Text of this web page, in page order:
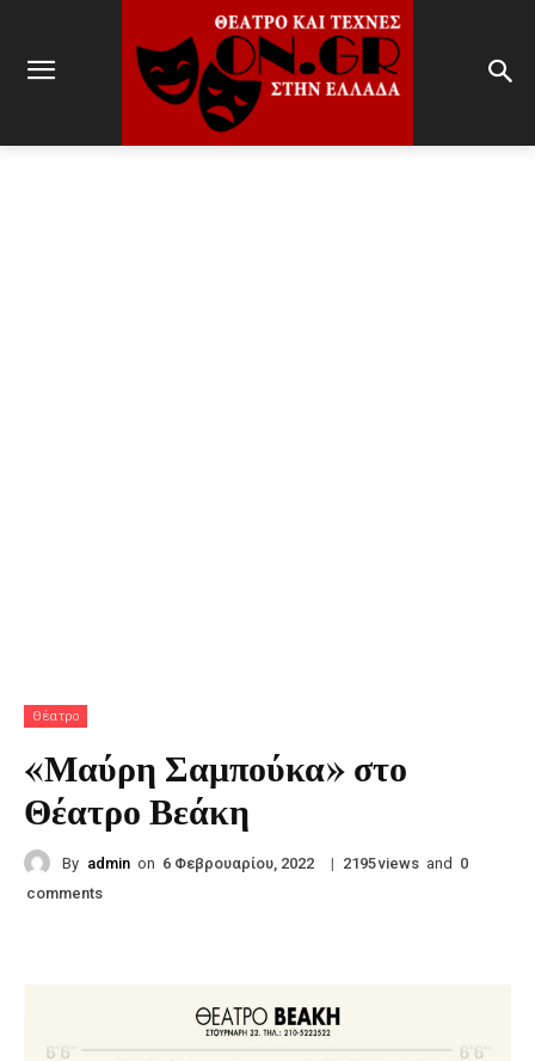
Θέατρο
«Μαύρη Σαμπούκα» στο
Θέατρο Βεάκη
By admin on 6 Φεβρουαρίου, 2022 | 2195views and 0
comments